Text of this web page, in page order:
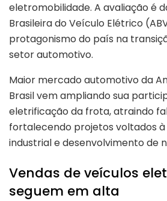
eletromobilidade. A avaliação é
Brasileira do Veículo Elétrico
protagonismo do país na
setor automotivo.
Maior mercado automotivo da
Brasil vem ampliando sua
eletrificação da frota, atraindo
fortalecendo projetos voltados
industrial e desenvolvimento de
Vendas de veículos
seguem em alta